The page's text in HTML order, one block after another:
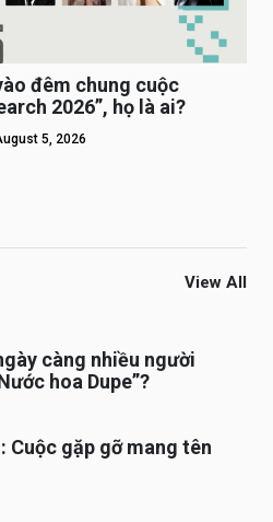
đêm chung cuộc
2026”, họ là ai?
5, 2026
View All
càng nhiều người
hoa Dupe”?
Cuộc gặp gỡ mang tên